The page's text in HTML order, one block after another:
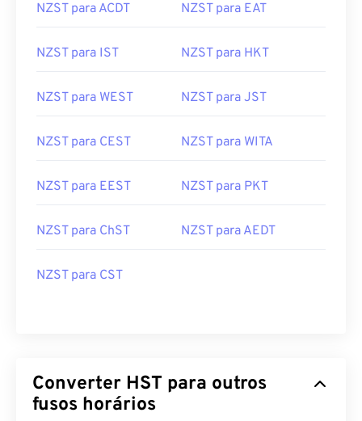
NZST para ACDT NZST para EAT
NZST para IST NZST para HKT
NZST para WEST NZST para JST
NZST para CEST NZST para WITA
NZST para EEST NZST para PKT
NZST para ChST NZST para AEDT
NZST para CST
Converter HST para outros
fusos horários